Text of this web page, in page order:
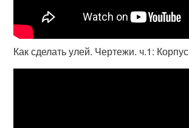
Как сделать улей. Чертежи. ч.1: Корпус